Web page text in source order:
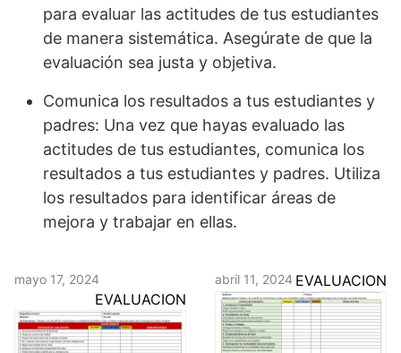
para evaluar las actitudes de tus estudiantes
de manera sistemática. Asegúrate de que la
evaluación sea justa y objetiva.
Comunica los resultados a tus estudiantes y
padres: Una vez que hayas evaluado las
actitudes de tus estudiantes, comunica los
resultados a tus estudiantes y padres. Utiliza
los resultados para identificar áreas de
mejora y trabajar en ellas.
mayo 17, 2024
EVALUACION
abril 11, 2024 EVALUACION